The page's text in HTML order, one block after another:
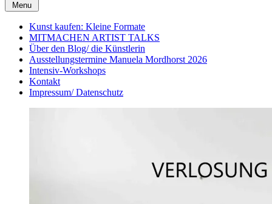
Menu
Kunst kaufen: Kleine Formate
MITMACHEN ARTIST TALKS
Über den Blog/ die Künstlerin
Ausstellungstermine Manuela Mordhorst 2026
Intensiv-Workshops
Kontakt
Impressum/ Datenschutz